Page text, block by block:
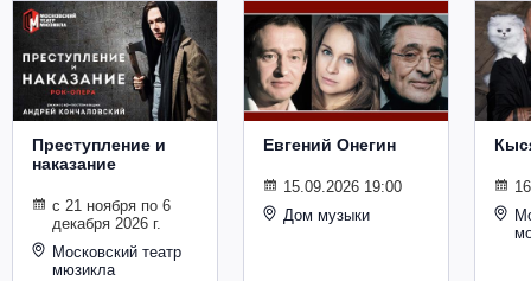
Преступление и
наказание
с 21 ноября по 6
декабря 2026 г.
Московский театр
мюзикла
Евгений Онегин
15.09.2026 19:00
Дом музыки